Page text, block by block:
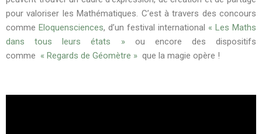
pour valoriser les Mathématiques. C’est à travers des concours
comme Eloquensciences, d’un festival international « Les Maths
dans tous leurs états »ou encore des dispositifs
comme « Regards de Géomètre » que la magie opère !